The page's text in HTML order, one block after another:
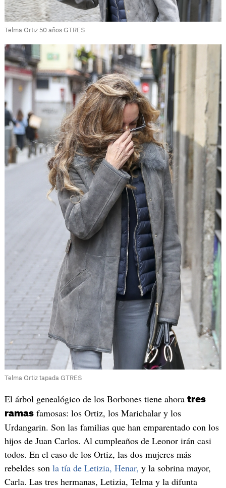
Telma Ortiz 50 años GTRES
Telma Ortiz tapada GTRES
El árbol genealógico de los Borbones tiene ahora tres
ramasfamosas: los Ortiz, los Marichalar y los
Urdangarin. Son las familias que han emparentado con los
hijos de Juan Carlos. Al cumpleaños de Leonor irán casi
todos. En el caso de los Ortiz, las dos mujeres más
rebeldes son la tía de Letizia, Henar, y la sobrina mayor,
Carla. Las tres hermanas, Letizia, Telma y la difunta